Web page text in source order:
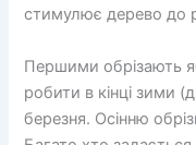
стимулює дерево до
Першими обрізають
робити в кінці зими
березня. Осінню